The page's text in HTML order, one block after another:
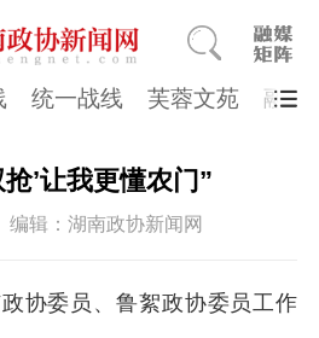
统一战线 芙蓉文苑 融媒
’让我更懂农门”
编辑：湖南政协新闻网
协委员、鲁絮政协委员工作